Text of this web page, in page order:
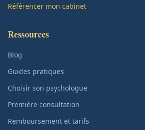
Référencer mon cabinet
Ressources
Blog
Guides pratiques
Choisir son psychologue
Première consultation
Remboursement et tarifs